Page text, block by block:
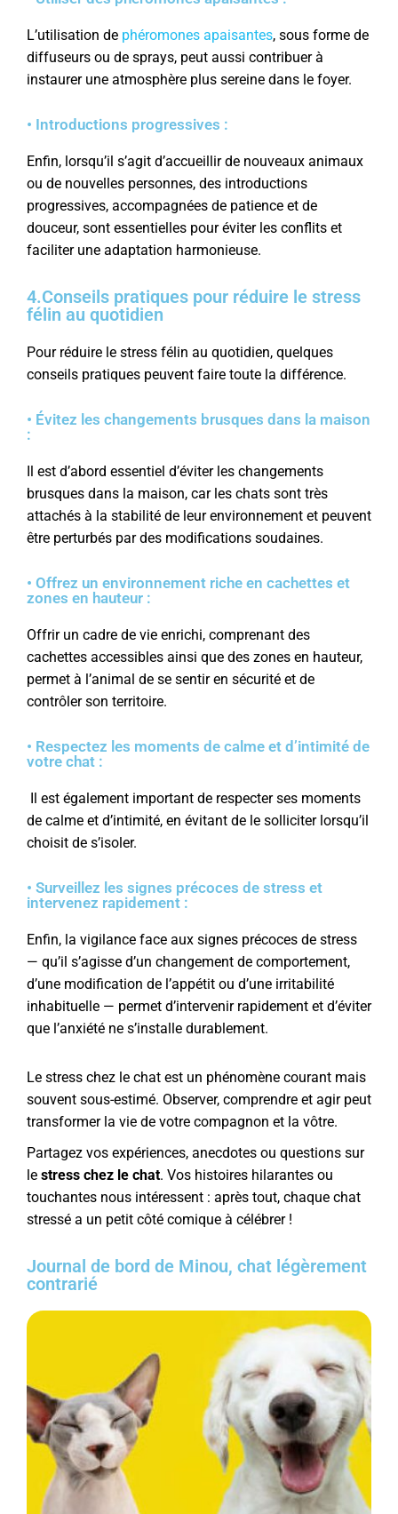
L’utilisation de phéromones apaisantes, sous forme de
diffuseurs ou de sprays, peut aussi contribuer à
instaurer une atmosphère plus sereine dans le foyer.
• Introductions progressives :
Enfin, lorsqu’il s’agit d’accueillir de nouveaux animaux
ou de nouvelles personnes, des introductions
progressives, accompagnées de patience et de
douceur, sont essentielles pour éviter les conflits et
faciliter une adaptation harmonieuse.
4.Conseils pratiques pour réduire le stress
félin au quotidien
Pour réduire le stress félin au quotidien, quelques
conseils pratiques peuvent faire toute la différence.
• Évitez les changements brusques dans la maison
:
Il est d’abord essentiel d’éviter les changements
brusques dans la maison, car les chats sont très
attachés à la stabilité de leur environnement et peuvent
être perturbés par des modifications soudaines.
• Offrez un environnement riche en cachettes et
zones en hauteur :
Offrir un cadre de vie enrichi, comprenant des
cachettes accessibles ainsi que des zones en hauteur,
permet à l’animal de se sentir en sécurité et de
contrôler son territoire.
• Respectez les moments de calme et d’intimité de
votre chat :
Il est également important de respecter ses moments
de calme et d’intimité, en évitant de le solliciter lorsqu’il
choisit de s’isoler.
• Surveillez les signes précoces de stress et
intervenez rapidement :
Enfin, la vigilance face aux signes précoces de stress
— qu’il s’agisse d’un changement de comportement,
d’une modification de l’appétit ou d’une irritabilité
inhabituelle — permet d’intervenir rapidement et d’éviter
que l’anxiété ne s’installe durablement.
Le stress chez le chat est un phénomène courant mais
souvent sous-estimé. Observer, comprendre et agir peut
transformer la vie de votre compagnon et la vôtre.
Partagez vos expériences, anecdotes ou questions sur
le stress chez le chat. Vos histoires hilarantes ou
touchantes nous intéressent : après tout, chaque chat
stressé a un petit côté comique à célébrer !
Journal de bord de Minou, chat légèrement
contrarié